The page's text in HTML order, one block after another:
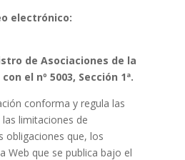
electrónico:
de Asociaciones de la
el nº 5003, Sección 1ª.
conforma y regula las
limitaciones de
obligaciones que, los
Web que se publica bajo el